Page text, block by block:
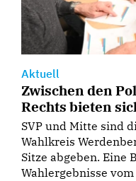
Aktuell
Zwischen den
Rechts bieten
SVP und Mitte sind
Wahlkreis
Sitze abgeben. Eine
Wahlergebnisse vom